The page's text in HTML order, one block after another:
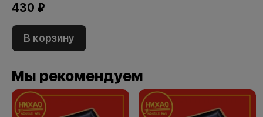
430 ₽
В корзину
Мы рекомендуем